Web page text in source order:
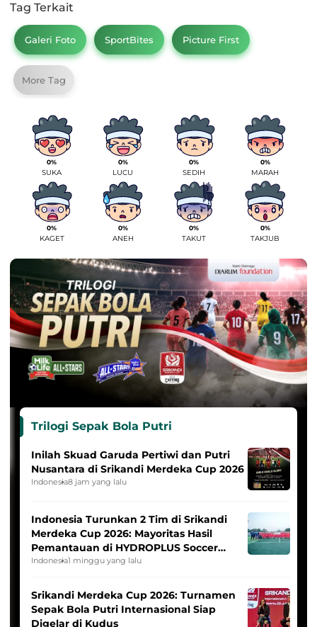
Tag Terkait
Galeri Foto SportBites Picture First
More Tag
0%
SUKA
0%
LUCU
0%
SEDIH
0%
MARAH
0%
KAGET
0%
ANEH
0%
TAKUT
0%
TAKJUB
Trilogi Sepak Bola Putri
Inilah Skuad Garuda Pertiwi dan Putri
Nusantara di Srikandi Merdeka Cup 2026
Indonesia8 jam yang lalu
Indonesia Turunkan 2 Tim di Srikandi
Merdeka Cup 2026: Mayoritas Hasil
Pemantauan di HYDROPLUS Soccer
League
Indonesia1 minggu yang lalu
Srikandi Merdeka Cup 2026: Turnamen
Sepak Bola Putri Internasional Siap
Digelar di Kudus